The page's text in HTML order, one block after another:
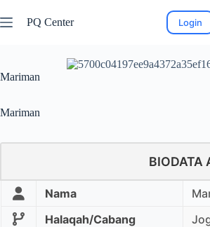
PQ Center Login
Mariman
Mariman
BIODATA
Nama
Halaqah/Cabang